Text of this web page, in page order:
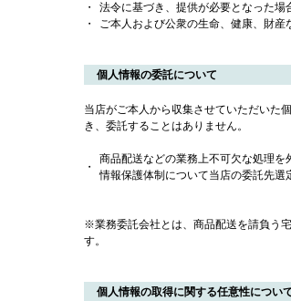
・
法令に基づき、提供が必要となった場
・
ご本人および公衆の生命、健康、財
個人情報の委託について
当店がご本人から収集させていただいた
き、委託することはありません。
・
商品配送などの業務上不可欠な処理を
情報保護体制について当店の委託先選
※業務委託会社とは、商品配送を請負う
す。
個人情報の取得に関する任意性につい